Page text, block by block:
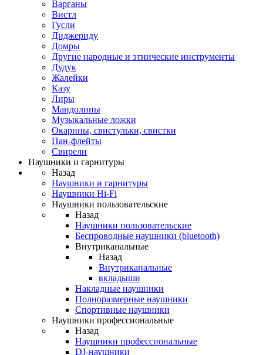
Варганы
Вистл
Гусли
Диджериду
Домры
Другие народные и этнические инструменты
Дудук
Жалейки
Казу
Лиры
Мандолины
Музыкальные ложки
Окарины, свистульки, свистки
Пан-флейты
Свирели
Наушники и гарнитуры
Назад
Наушники и гарнитуры
Наушники Hi-Fi
Наушники пользовательские
Назад
Наушники пользовательские
Беспроводные наушники (bluetooth)
Внутриканальные
Назад
Внутриканальные
вкладыши
Накладные наушники
Полноразмерные наушники
Спортивные наушники
Наушники профессиональные
Назад
Наушники профессиональные
DJ-наушники